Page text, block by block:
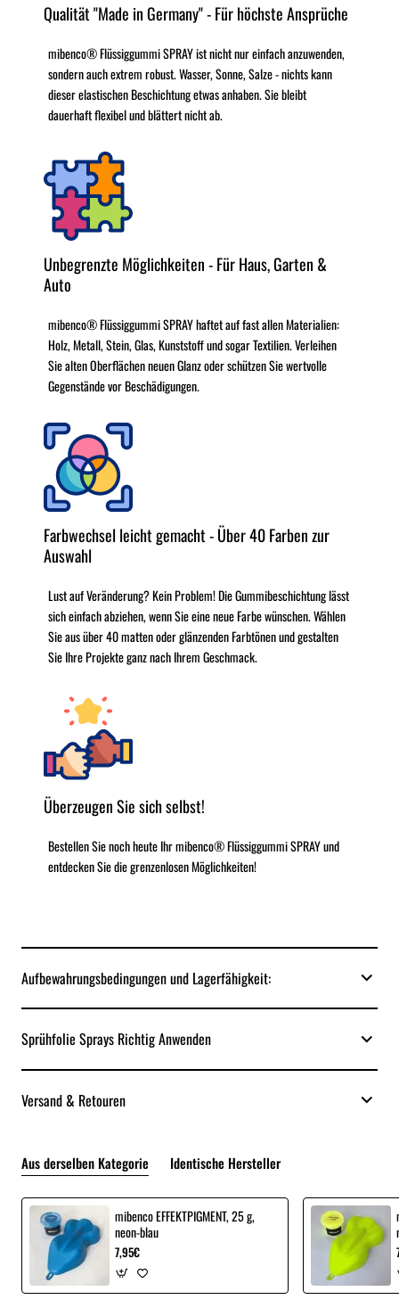
Qualität "Made in Germany" - Für höchste Ansprüche
mibenco® Flüssiggummi SPRAY ist nicht nur einfach anzuwenden,
sondern auch extrem robust. Wasser, Sonne, Salze - nichts kann
dieser elastischen Beschichtung etwas anhaben. Sie bleibt
dauerhaft flexibel und blättert nicht ab.
Unbegrenzte Möglichkeiten - Für Haus, Garten &
Auto
mibenco® Flüssiggummi SPRAY haftet auf fast allen Materialien:
Holz, Metall, Stein, Glas, Kunststoff und sogar Textilien. Verleihen
Sie alten Oberflächen neuen Glanz oder schützen Sie wertvolle
Gegenstände vor Beschädigungen.
Farbwechsel leicht gemacht - Über 40 Farben zur
Auswahl
Lust auf Veränderung? Kein Problem! Die Gummibeschichtung lässt
sich einfach abziehen, wenn Sie eine neue Farbe wünschen. Wählen
Sie aus über 40 matten oder glänzenden Farbtönen und gestalten
Sie Ihre Projekte ganz nach Ihrem Geschmack.
Überzeugen Sie sich selbst!
Bestellen Sie noch heute Ihr mibenco® Flüssiggummi SPRAY und
entdecken Sie die grenzenlosen Möglichkeiten!
Aufbewahrungsbedingungen und Lagerfähigkeit:
Sprühfolie Sprays Richtig Anwenden
Versand & Retouren
Aus derselben Kategorie Identische Hersteller
mibenco EFFEKTPIGMENT, 25 g,
neon-blau
7,95€